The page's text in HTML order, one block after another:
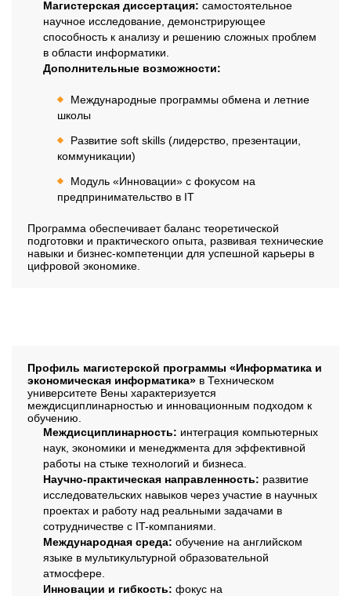
Магистерская диссертация: самостоятельное
научное исследование, демонстрирующее
способность к анализу и решению сложных проблем
в области информатики.
Дополнительные возможности:
Международные программы обмена и летние
школы
Развитие soft skills (лидерство, презентации,
коммуникации)
Модуль «Инновации» с фокусом на
предпринимательство в IT
Программа обеспечивает баланс теоретической
подготовки и практического опыта, развивая технические
навыки и бизнес-компетенции для успешной карьеры в
цифровой экономике.
Профиль магистерской программы «Информатика и
экономическая информатика» в Техническом
университете Вены характеризуется
междисциплинарностью и инновационным подходом к
обучению.
Междисциплинарность: интеграция компьютерных
наук, экономики и менеджмента для эффективной
работы на стыке технологий и бизнеса.
Научно-практическая направленность: развитие
исследовательских навыков через участие в научных
проектах и работу над реальными задачами в
сотрудничестве с IT-компаниями.
Международная среда: обучение на английском
языке в мультикультурной образовательной
атмосфере.
Инновации и гибкость: фокус на